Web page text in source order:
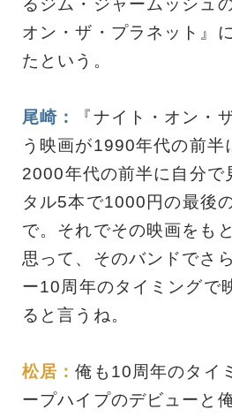
るジム・ジャームッシュ
オン・ザ・プラネット』
たという。
尾崎：
『ナイト・オン・
う映画が1990年代の前半
2000年代の前半に自分で
タル5本で1000円の最後
で。それでその映画をも
思って、そのバンドでさ
ー10周年のタイミングで
ると言うね。
松居：俺も10周年のタイ
ープハイプのデビューと